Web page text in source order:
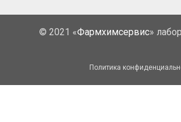
© 2021 «Фармхимсервис»
Политика